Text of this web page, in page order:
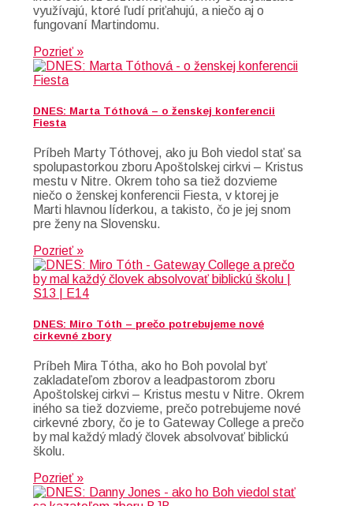
využívajú, ktoré ľudí priťahujú, a niečo aj o
fungovaní Martindomu.
Pozrieť »
DNES: Marta Tóthová – o ženskej konferencii
Fiesta
Príbeh Marty Tóthovej, ako ju Boh viedol stať sa
spolupastorkou zboru Apoštolskej cirkvi – Kristus
mestu v Nitre. Okrem toho sa tiež dozvieme
niečo o ženskej konferencii Fiesta, v ktorej je
Marti hlavnou líderkou, a takisto, čo je jej snom
pre ženy na Slovensku.
Pozrieť »
DNES: Miro Tóth – prečo potrebujeme nové
cirkevné zbory
Príbeh Mira Tótha, ako ho Boh povolal byť
zakladateľom zborov a leadpastorom zboru
Apoštolskej cirkvi – Kristus mestu v Nitre. Okrem
iného sa tiež dozvieme, prečo potrebujeme nové
cirkevné zbory, čo je to Gateway College a prečo
by mal každý mladý človek absolvovať biblickú
školu.
Pozrieť »